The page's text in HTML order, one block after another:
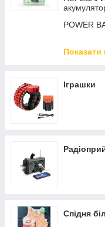
POWER
Показати
Іграшки
Спідня